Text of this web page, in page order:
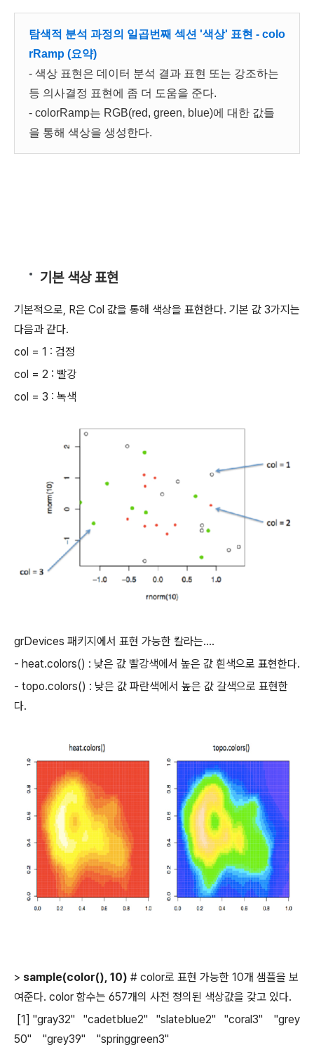
탐색적 분석 과정의 일곱번째 섹션 '색상' 표현 - colo
rRamp (요약)
- 색상 표현은 데이터 분석 결과 표현 또는 강조하는
등 의사결정 표현에 좀 더 도움을 준다.
- colorRamp는 RGB(red, green, blue)에 대한 값들
을 통해 색상을 생성한다.
기본 색상 표현
기본적으로, R은 Col 값을 통해 색상을 표현한다. 기본 값 3가지는
다음과 같다.
col = 1 : 검정
col = 2 : 빨강
col = 3 : 녹색
grDevices 패키지에서 표현 가능한 칼라는....
- heat.colors() : 낮은 값 빨강색에서 높은 값 흰색으로 표현한다.
- topo.colors() : 낮은 값 파란색에서 높은 값 갈색으로 표현한
다.
> sample(color(), 10) # color로 표현 가능한 10개 샘플을 보
여준다. color 함수는 657개의 사전 정의된 색상값을 갖고 있다.
[1] "gray32" "cadetblue2" "slateblue2" "coral3" "grey
50" "grey39" "springgreen3"